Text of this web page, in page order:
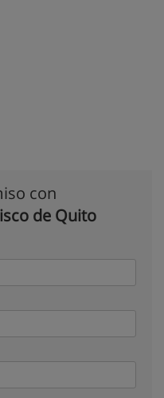
con
de Quito